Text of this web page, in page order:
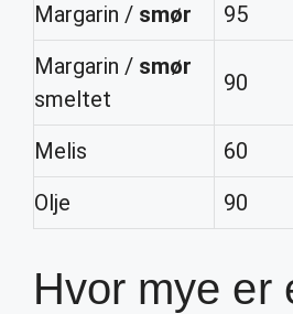
Margarin / smør 95
Margarin / smør
smeltet
90
Melis 60
Olje
90
Hvor mye er